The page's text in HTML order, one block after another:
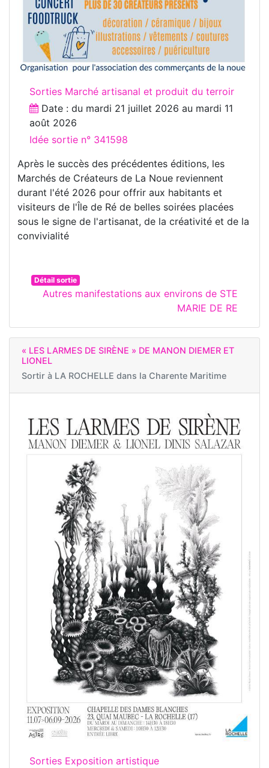
Sorties Marché artisanal et produit du terroir
Date : du mardi 21 juillet 2026 au mardi 11
août 2026
Idée sortie n° 341598
Après le succès des précédentes éditions, les
Marchés de Créateurs de La Noue reviennent
durant l'été 2026 pour offrir aux habitants et
visiteurs de l'Île de Ré de belles soirées placées
sous le signe de l'artisanat, de la créativité et de la
convivialité
Détail sortie
Autres manifestations aux environs de STE
MARIE DE RE
« LES LARMES DE SIRÈNE » DE MANON DIEMER ET
LIONEL
Sortir à LA ROCHELLE dans la Charente Maritime
Sorties Exposition artistique